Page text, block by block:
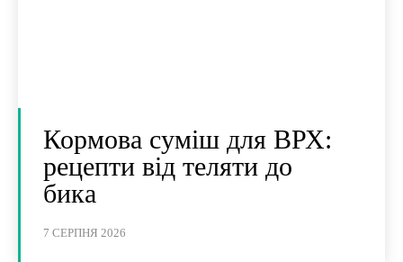
Кормова суміш для ВРХ:
рецепти від теляти до
бика
7 СЕРПНЯ 2026